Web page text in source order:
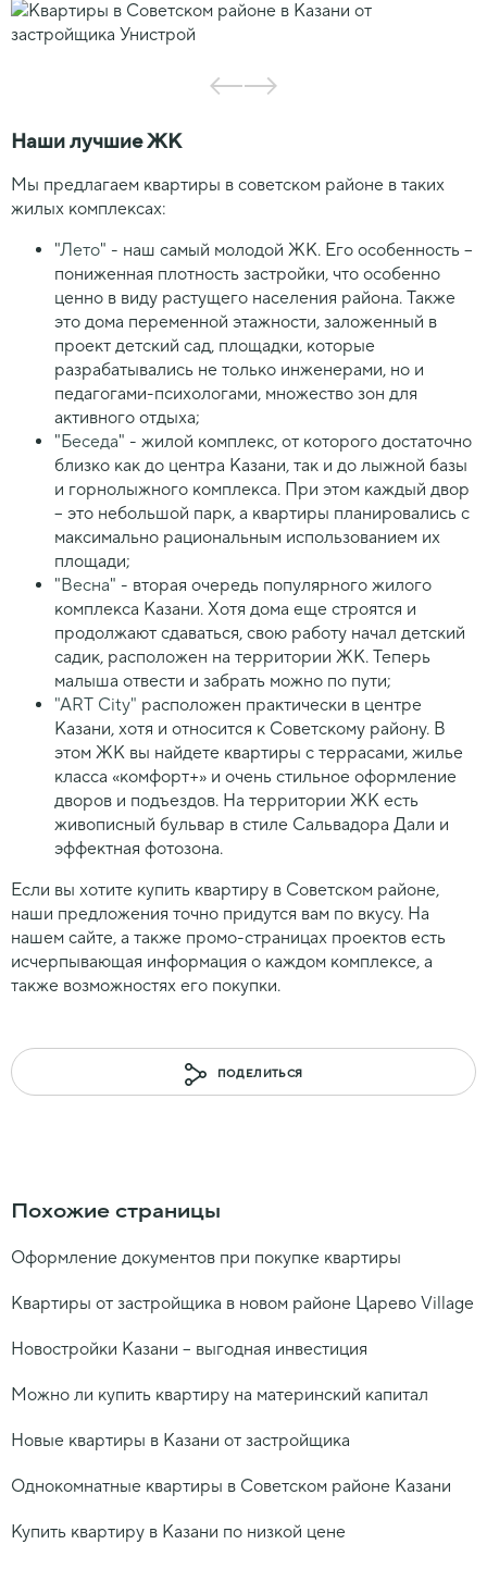
Наши лучшие ЖК
Мы предлагаем квартиры в советском районе в таких
жилых комплексах:
"Лето" - наш самый молодой ЖК. Его особенность –
пониженная плотность застройки, что особенно
ценно в виду растущего населения района. Также
это дома переменной этажности, заложенный в
проект детский сад, площадки, которые
разрабатывались не только инженерами, но и
педагогами-психологами, множество зон для
активного отдыха;
"Беседа" - жилой комплекс, от которого достаточно
близко как до центра Казани, так и до лыжной базы
и горнолыжного комплекса. При этом каждый двор
– это небольшой парк, а квартиры планировались с
максимально рациональным использованием их
площади;
"Весна" - вторая очередь популярного жилого
комплекса Казани. Хотя дома еще строятся и
продолжают сдаваться, свою работу начал детский
садик, расположен на территории ЖК. Теперь
малыша отвести и забрать можно по пути;
"ART City" расположен практически в центре
Казани, хотя и относится к Советскому району. В
этом ЖК вы найдете квартиры с террасами, жилье
класса «комфорт+» и очень стильное оформление
дворов и подъездов. На территории ЖК есть
живописный бульвар в стиле Сальвадора Дали и
эффектная фотозона.
Если вы хотите купить квартиру в Советском районе,
наши предложения точно придутся вам по вкусу. На
нашем сайте, а также промо-страницах проектов есть
исчерпывающая информация о каждом комплексе, а
также возможностях его покупки.
ПОДЕЛИТЬСЯ
Похожие страницы
Оформление документов при покупке квартиры
Квартиры от застройщика в новом районе Царево Village
Новостройки Казани – выгодная инвестиция
Можно ли купить квартиру на материнский капитал
Новые квартиры в Казани от застройщика
Однокомнатные квартиры в Советском районе Казани
Купить квартиру в Казани по низкой цене